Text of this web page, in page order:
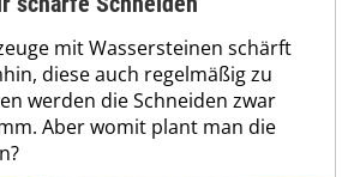
mit Wassersteinen schärft
diese auch regelmäßig zu
werden die Schneiden zwar
Aber womit plant man die